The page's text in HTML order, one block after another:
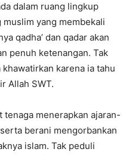
dalam ruang lingkup
muslim yang membekali
qadha’ dan qadar akan
penuh ketenangan. Tak
karena ia tahu
Allah SWT.
tenaga menerapkan ajaran-
berani mengorbankan
islam. Tak peduli